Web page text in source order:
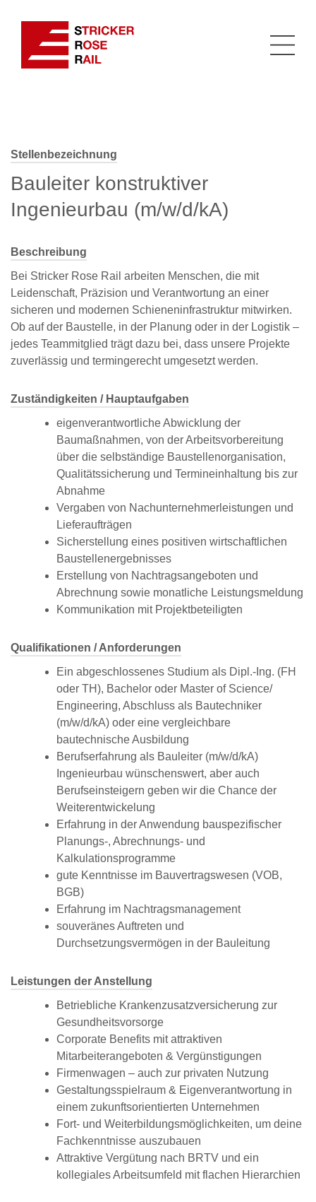
Stellenbezeichnung
Bauleiter konstruktiver
Ingenieurbau (m/w/d/kA)
Beschreibung
Bei Stricker Rose Rail arbeiten Menschen, die mit
Leidenschaft, Präzision und Verantwortung an einer
sicheren und modernen Schieneninfrastruktur mitwirken.
Ob auf der Baustelle, in der Planung oder in der Logistik –
jedes Teammitglied trägt dazu bei, dass unsere Projekte
zuverlässig und termingerecht umgesetzt werden.
Zuständigkeiten / Hauptaufgaben
eigenverantwortliche Abwicklung der
Baumaßnahmen, von der Arbeitsvorbereitung
über die selbständige Baustellenorganisation,
Qualitätssicherung und Termineinhaltung bis zur
Abnahme
Vergaben von Nachunternehmerleistungen und
Lieferaufträgen
Sicherstellung eines positiven wirtschaftlichen
Baustellenergebnisses
Erstellung von Nachtragsangeboten und
Abrechnung sowie monatliche Leistungsmeldung
Kommunikation mit Projektbeteiligten
Qualifikationen / Anforderungen
Ein abgeschlossenes Studium als Dipl.-Ing. (FH
oder TH), Bachelor oder Master of Science/
Engineering, Abschluss als Bautechniker
(m/w/d/kA) oder eine vergleichbare
bautechnische Ausbildung
Berufserfahrung als Bauleiter (m/w/d/kA)
Ingenieurbau wünschenswert, aber auch
Berufseinsteigern geben wir die Chance der
Weiterentwickelung
Erfahrung in der Anwendung bauspezifischer
Planungs-, Abrechnungs- und
Kalkulationsprogramme
gute Kenntnisse im Bauvertragswesen (VOB,
BGB)
Erfahrung im Nachtragsmanagement
souveränes Auftreten und
Durchsetzungsvermögen in der Bauleitung
Leistungen der Anstellung
Betriebliche Krankenzusatzversicherung zur
Gesundheitsvorsorge
Corporate Benefits mit attraktiven
Mitarbeiterangeboten & Vergünstigungen
Firmenwagen – auch zur privaten Nutzung
Gestaltungsspielraum & Eigenverantwortung in
einem zukunftsorientierten Unternehmen
Fort- und Weiterbildungsmöglichkeiten, um deine
Fachkenntnisse auszubauen
Attraktive Vergütung nach BRTV und ein
kollegiales Arbeitsumfeld mit flachen Hierarchien